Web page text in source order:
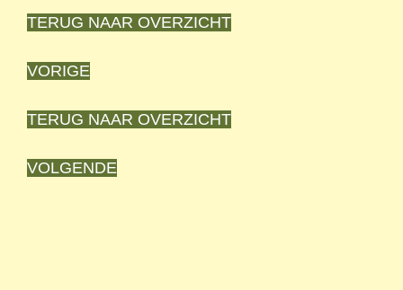
TERUG NAAR OVERZICHT
VORIGE
TERUG NAAR OVERZICHT
VOLGENDE